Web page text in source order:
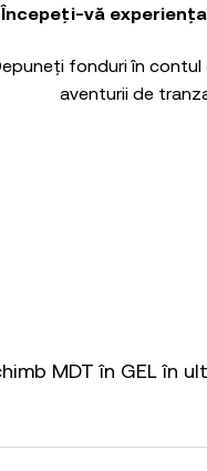
Începeți-vă
fonduri în
aventurii de
MDT în GEL în